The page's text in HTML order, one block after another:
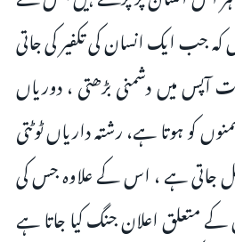
جب ایک انسان کی تکفیر کی جاتی
میں دشمنی بڑھتی ، دوریاں
کو ہوتا ہے، رشتہ داریاں ٹوٹتی
جاتی ہے ، اس کے علاوہ جس کی
کے متعلق اعلان جنگ کیا جاتا ہے